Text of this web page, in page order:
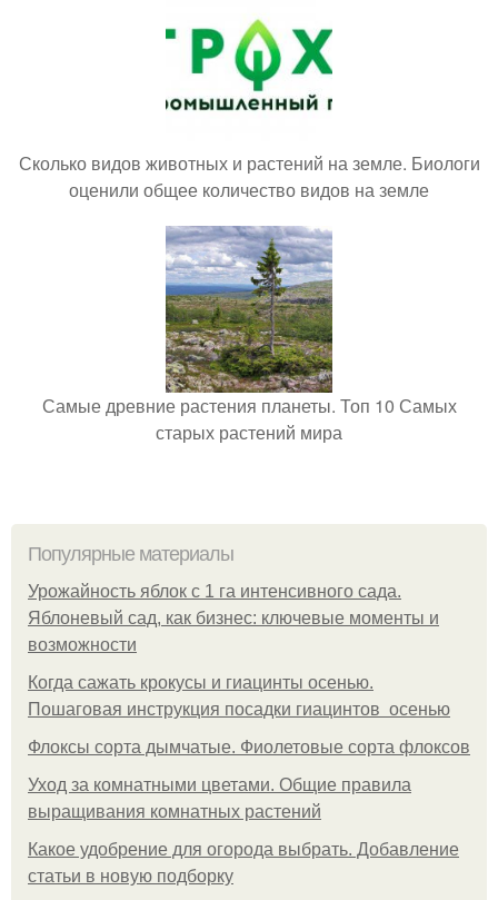
Сколько видов животных и растений на земле. Биологи
оценили общее количество видов на земле
Самые древние растения планеты. Топ 10 Самых
старых растений мира
Популярные материалы
Урожайность яблок с 1 га интенсивного сада.
Яблоневый сад, как бизнес: ключевые моменты и
возможности
Когда сажать крокусы и гиацинты осенью.
Пошаговая инструкция посадки гиацинтов осенью
Флоксы сорта дымчатые. Фиолетовые сорта флоксов
Уход за комнатными цветами. Общие правила
выращивания комнатных растений
Какое удобрение для огорода выбрать. Добавление
статьи в новую подборку